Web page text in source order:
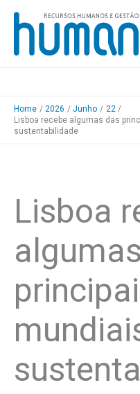
Skip
content
Home 2026 Junho
22
Lisboa recebe algumas das
sustentabilidade
Lisboa